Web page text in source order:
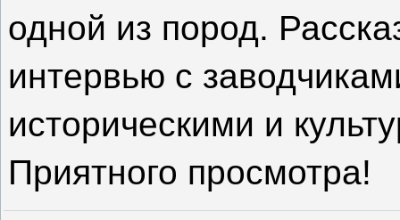
одной из пород.
интервью с
историческими и
Приятного просмотра!